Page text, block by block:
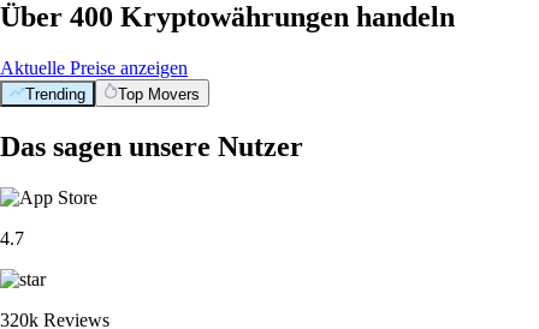
Über 400 Kryptowährungen handeln
Aktuelle Preise anzeigen
Trending Top Movers
Das sagen unsere Nutzer
4.7
320k Reviews